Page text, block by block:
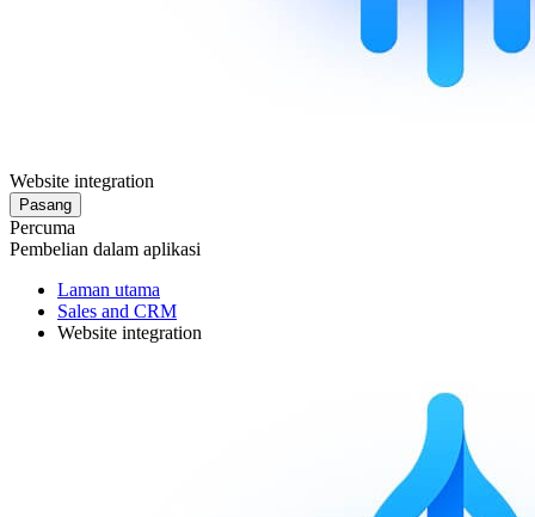
Website integration
Pasang
Percuma
Pembelian dalam aplikasi
Laman utama
Sales and CRM
Website integration